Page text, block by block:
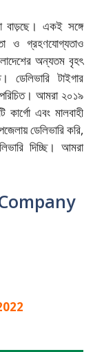
বাড়ছে। একই সঙ্গে
ও গ্রহণযোগ্যতাও
অন্যতম বৃহৎ
ডেলিভারি টাইগার
পরিচিত। আমরা ২০১৯
এবং মালবাহী
ডেলিভারি করি,
দিচ্ছি। আমরা